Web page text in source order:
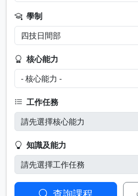
學制
核心能力
工作任務
知識及能力